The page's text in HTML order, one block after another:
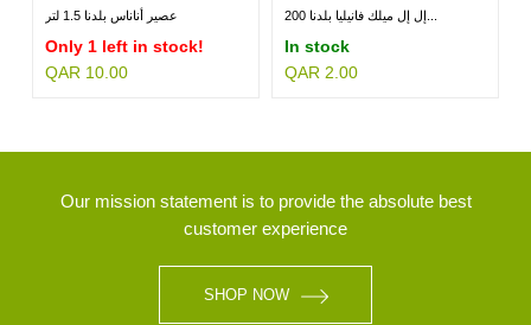
1.5LT عصير أناناس بلدنا 1.5 لتر
Only 1 left in stock!
QAR 10.00
200ML
In stock
QAR 2.00
Our mission statement is to provide the absolute best
customer experience
SHOP NOW